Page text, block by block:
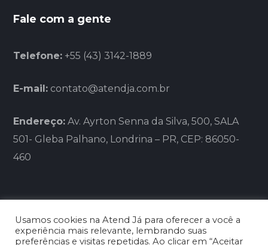
Fale com a gente
Telefone: +55 (43) 3142-1889
E-mail: contato@atendja.com.br
Endereço: Av. Ayrton Senna da Silva, 500, SALA
501- Gleba Palhano, Londrina – PR, CEP: 86050-
460
Usamos cookies na Atend Já para oferecer a você a
experiência mais relevante, lembrando suas
preferências e visitas repetidas. Ao clicar em “Aceitar